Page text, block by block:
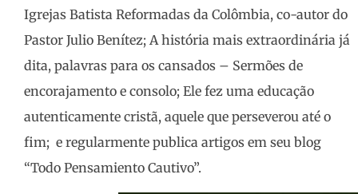
Igrejas Batista Reformadas da Colômbia, co-autor do
Pastor Julio Benítez; A história mais extraordinária já
dita, palavras para os cansados – Sermões de
encorajamento e consolo; Ele fez uma educação
autenticamente cristã, aquele que perseverou até o
fim; e regularmente publica artigos em seu blog
“Todo Pensamiento Cautivo”.